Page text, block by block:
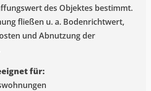
des Objektes bestimmt.
fließen u. a. Bodenrichtwert,
und Abnutzung der
für: